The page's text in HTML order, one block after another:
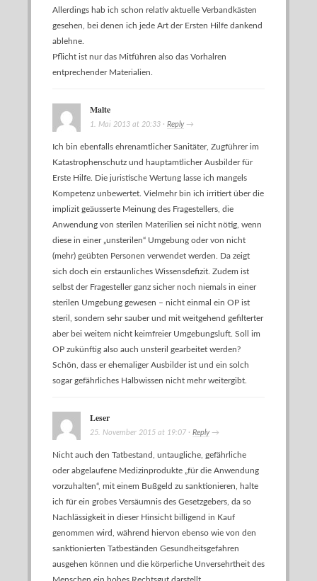
Allerdings hab ich schon relativ aktuelle Verbandkästen
gesehen, bei denen ich jede Art der Ersten Hilfe dankend
ablehne.
Pflicht ist nur das Mitführen also das Vorhalren
entprechender Materialien.
Malte
1. Mai 2013 at 20:33 · Reply→
Ich bin ebenfalls ehrenamtlicher Sanitäter, Zugführer im
Katastrophenschutz und hauptamtlicher Ausbilder für
Erste Hilfe. Die juristische Wertung lasse ich mangels
Kompetenz unbewertet. Vielmehr bin ich irritiert über die
implizit geäusserte Meinung des Fragestellers, die
Anwendung von sterilen Materilien sei nicht nötig, wenn
diese in einer „unsterilen“ Umgebung oder von nicht
(mehr) geübten Personen verwendet werden. Da zeigt
sich doch ein erstaunliches Wissensdefizit. Zudem ist
selbst der Fragesteller ganz sicher noch niemals in einer
sterilen Umgebung gewesen – nicht einmal ein OP ist
steril, sondern sehr sauber und mit weitgehend gefilterter
aber bei weitem nicht keimfreier Umgebungsluft. Soll im
OP zukünftig also auch unsteril gearbeitet werden?
Schön, dass er ehemaliger Ausbilder ist und ein solch
sogar gefährliches Halbwissen nicht mehr weitergibt.
Leser
25. November 2015 at 19:07 · Reply→
Nicht auch den Tatbestand, untaugliche, gefährliche
oder abgelaufene Medizinprodukte „für die Anwendung
vorzuhalten“, mit einem Bußgeld zu sanktionieren, halte
ich für ein grobes Versäumnis des Gesetzgebers, da so
Nachlässigkeit in dieser Hinsicht billigend in Kauf
genommen wird, während hiervon ebenso wie von den
sanktionierten Tatbeständen Gesundheitsgefahren
ausgehen können und die körperliche Unversehrtheit des